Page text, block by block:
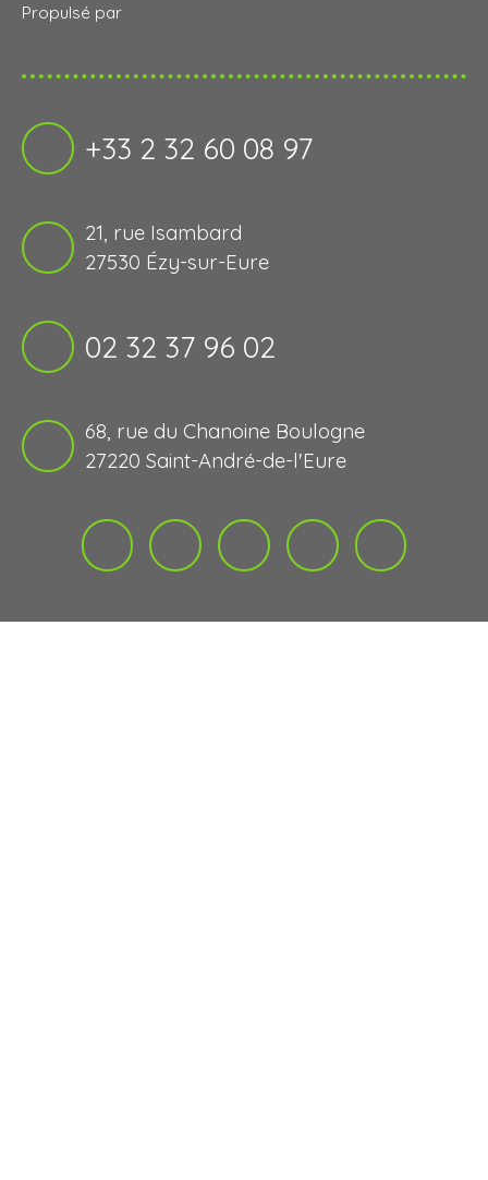
Propulsé par
+33 2 32 60 08 97
21, rue Isambard
27530 Ézy-sur-Eure
02 32 37 96 02
68, rue du Chanoine Boulogne
27220 Saint-André-de-l'Eure